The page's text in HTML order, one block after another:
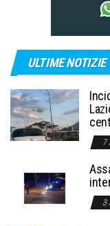
ULTIME NOTIZIE
7
3